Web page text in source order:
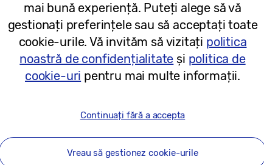
24/05/2024
Comunicate de presă
Samsung și Intel: Un nou prag în
și noii generații vRAN
mai bună experiență. Puteți alege să vă
gestionați preferințele sau să acceptați toate
cookie-urile. Vă invităm să vizitați politica
noastră de confidențialitate și politica de
cookie-uri pentru mai multe informații.
Continuați fără a accepta
Vreau să gestionez cookie-urile